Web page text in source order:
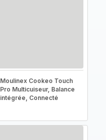
Moulinex Cookeo Touch
Pro Multicuiseur, Balance
intégrée, Connecté